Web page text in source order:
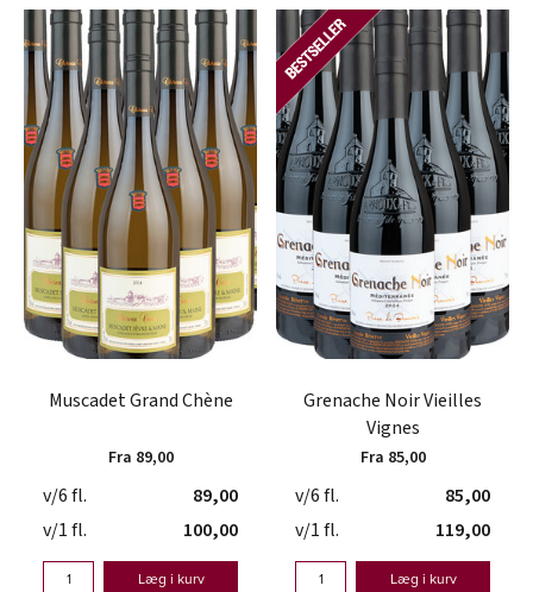
Muscadet Grand Chène
Fra 89,00
v/6 fl.
89,00
v/1 fl.
100,00
Læg i kurv
Grenache Noir Vieilles
Vignes
Fra 85,00
v/6 fl.
85,00
v/1 fl.
119,00
Læg i kurv